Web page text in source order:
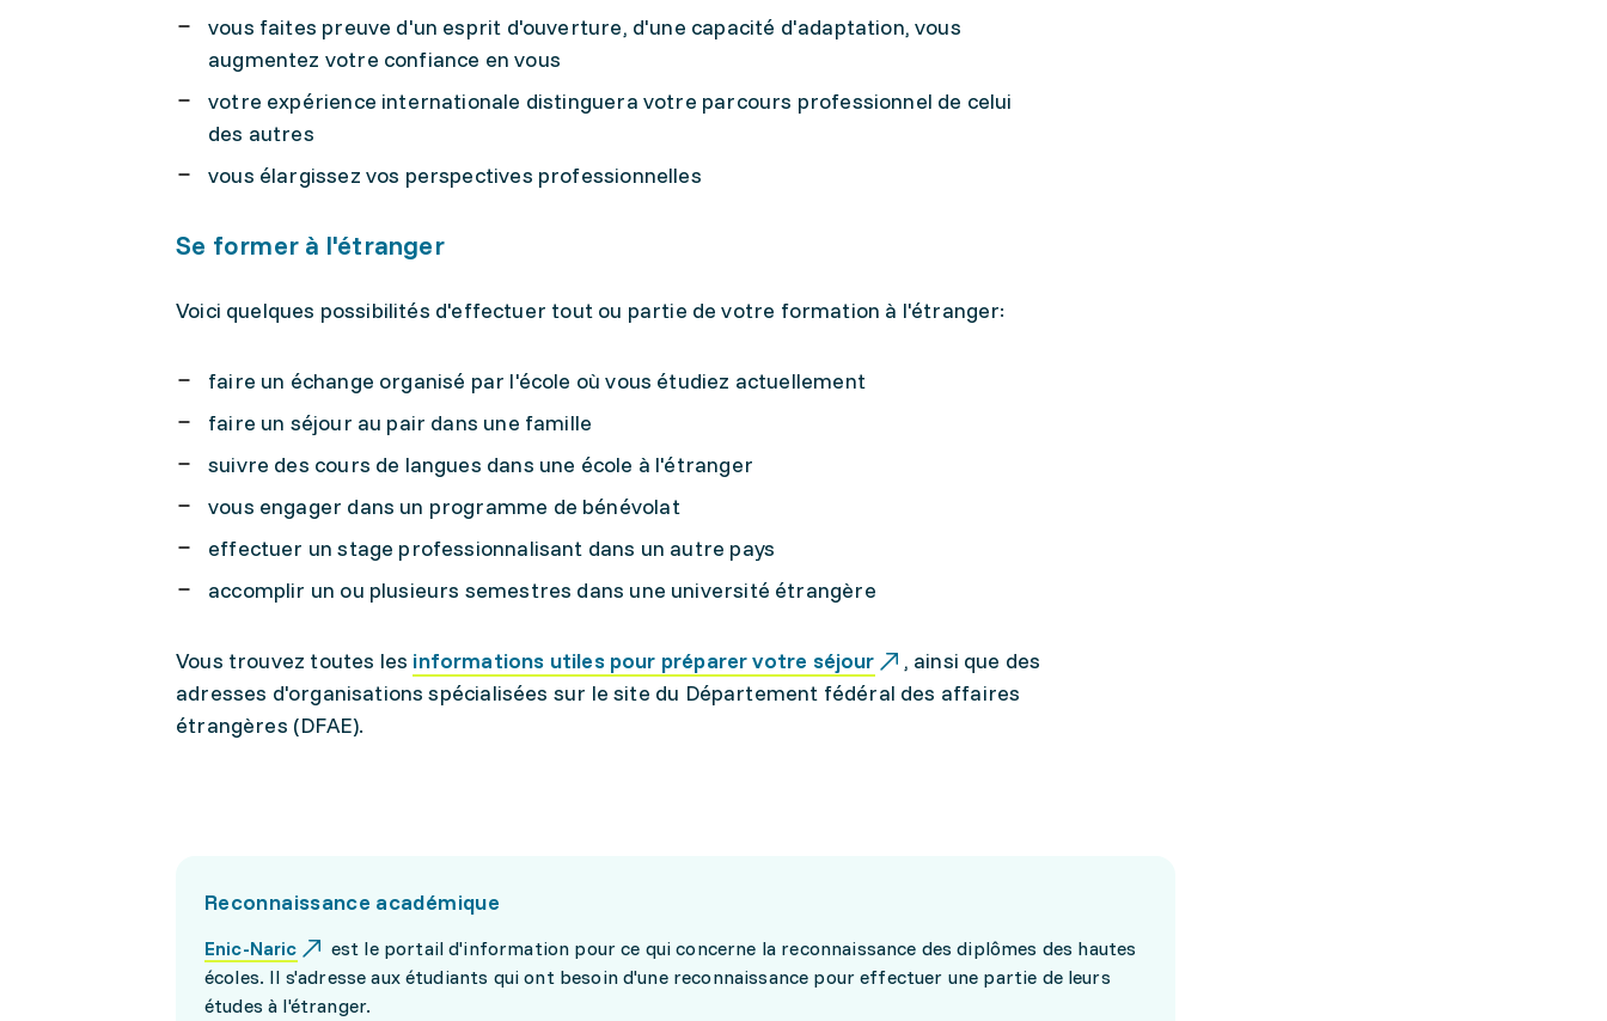
vous faites preuve d'un esprit d'ouverture, d'une capacité d'adaptation, vous
augmentez votre confiance en vous
votre expérience internationale distinguera votre parcours professionnel de celui
des autres
vous élargissez vos perspectives professionnelles
Se former à l'étranger
Voici quelques possibilités d'effectuer tout ou partie de votre formation à l'étranger:
faire un échange organisé par l'école où vous étudiez actuellement
faire un séjour au pair dans une famille
suivre des cours de langues dans une école à l'étranger
vous engager dans un programme de bénévolat
effectuer un stage professionnalisant dans un autre pays
accomplir un ou plusieurs semestres dans une université étrangère
Vous trouvez toutes les informations utiles pour préparer votre séjour
, ainsi que des
adresses d'organisations spécialisées sur le site du Département fédéral des affaires
étrangères (DFAE).
Reconnaissance académique
Enic-Naric
est le portail d'information pour ce qui concerne la reconnaissance des diplômes des hautes
écoles. Il s'adresse aux étudiants qui ont besoin d'une reconnaissance pour effectuer une partie de leurs
études à l'étranger.